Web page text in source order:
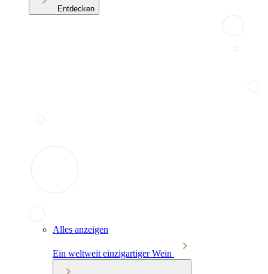
Entdecken
Alles anzeigen
Ein weltweit einzigartiger Wein